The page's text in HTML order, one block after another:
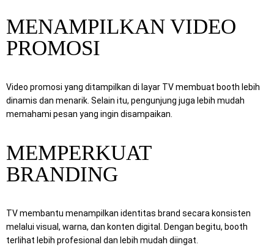
MENAMPILKAN VIDEO
PROMOSI
Video promosi yang ditampilkan di layar TV membuat booth lebih
dinamis dan menarik. Selain itu, pengunjung juga lebih mudah
memahami pesan yang ingin disampaikan.
MEMPERKUAT
BRANDING
TV membantu menampilkan identitas brand secara konsisten
melalui visual, warna, dan konten digital. Dengan begitu, booth
terlihat lebih profesional dan lebih mudah diingat.